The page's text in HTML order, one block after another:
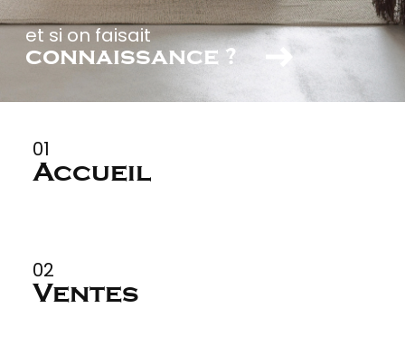
et si on faisait
connaissance ?
01
Accueil
02
Ventes